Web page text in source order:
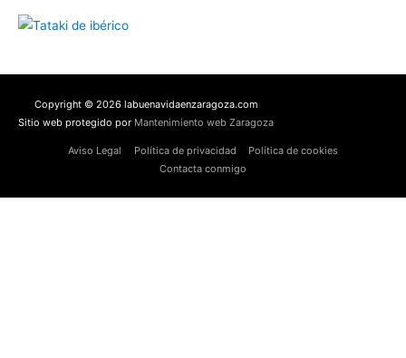
Copyright © 2026 labuenavidaenzaragoza.com
Sitio web protegido por Mantenimiento web Zaragoza
Aviso Legal Política de privacidad
Política de cookies
Contacta conmigo